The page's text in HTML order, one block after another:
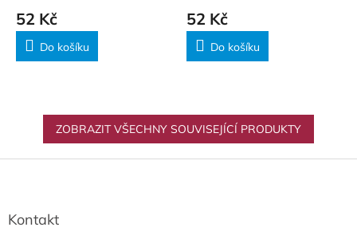
52 Kč
Do košíku
52 Kč
Do košíku
ZOBRAZIT VŠECHNY SOUVISEJÍCÍ PRODUKTY
Kontakt